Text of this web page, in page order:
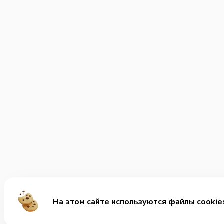
На этом сайте используются файлы